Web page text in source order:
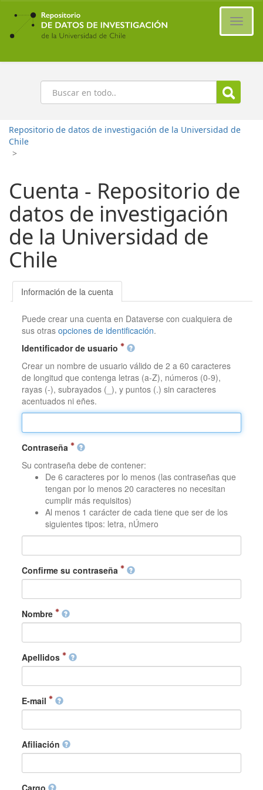
Ir
contenido
principal
Buscar
Repositorio de datos de investigación de la Universidad de
Chile
>
Cuenta - Repositorio de
datos de investigación
de la Universidad de
Chile
Información de la cuenta
Puede crear una cuenta en Dataverse con cualquiera de
sus otrasopciones de identificación.
Identificador de usuario
Crear un nombre de usuario válido de 2 a 60 caracteres
de longitud que contenga letras (a-Z), números (0-9),
rayas (-), subrayados (_), y puntos (.) sin caracteres
acentuados ni eñes.
Contraseña
Su contraseña debe de contener:
De 6 caracteres por lo menos (las contraseñas que
tengan por lo menos 20 caracteres no necesitan
cumplir más requisitos)
Al menos 1 carácter de cada tiene que ser de los
siguientes tipos: letra, nÚmero
Confirme su contraseña
Nombre
Apellidos
E-mail
Afiliación
Cargo